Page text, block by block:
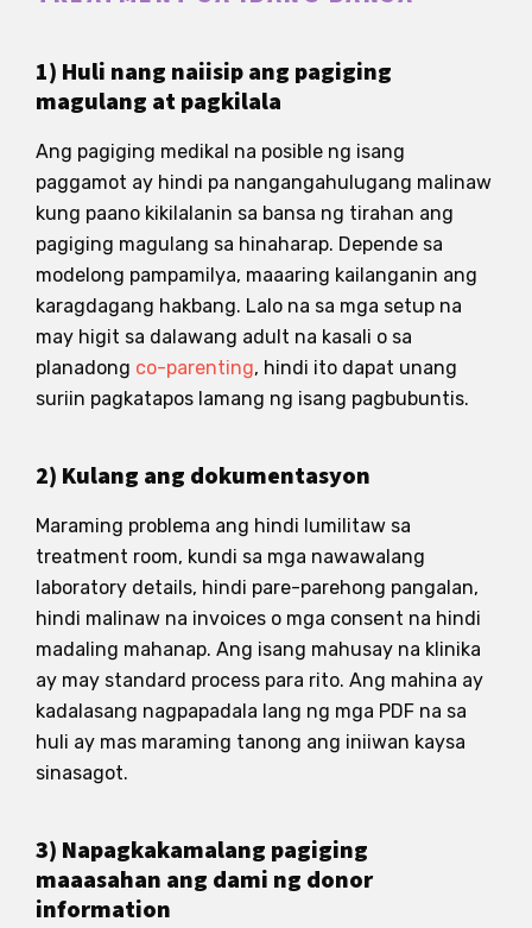
1) Huli nang naiisip ang pagiging
magulang at pagkilala
Ang pagiging medikal na posible ng isang
paggamot ay hindi pa nangangahulugang malinaw
kung paano kikilalanin sa bansa ng tirahan ang
pagiging magulang sa hinaharap. Depende sa
modelong pampamilya, maaaring kailanganin ang
karagdagang hakbang. Lalo na sa mga setup na
may higit sa dalawang adult na kasali o sa
planadong co-parenting, hindi ito dapat unang
suriin pagkatapos lamang ng isang pagbubuntis.
2) Kulang ang dokumentasyon
Maraming problema ang hindi lumilitaw sa
treatment room, kundi sa mga nawawalang
laboratory details, hindi pare-parehong pangalan,
hindi malinaw na invoices o mga consent na hindi
madaling mahanap. Ang isang mahusay na klinika
ay may standard process para rito. Ang mahina ay
kadalasang nagpapadala lang ng mga PDF na sa
huli ay mas maraming tanong ang iniiwan kaysa
sinasagot.
3) Napagkakamalang pagiging
maaasahan ang dami ng donor
information